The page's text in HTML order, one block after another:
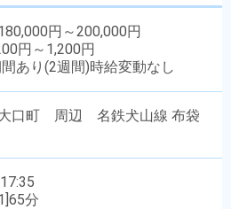
円～200,000円
円～1,200円
あり(2週間)時給変動なし
口町 周辺 名鉄犬山線 布袋
分